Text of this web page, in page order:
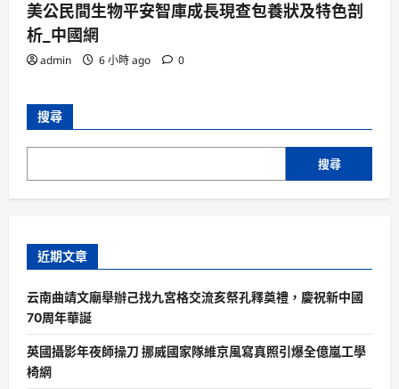
美公民間生物平安智庫成長現查包養狀及特色剖
析_中國網
admin 6 小時 ago 0
搜尋
搜尋
近期文章
云南曲靖文廟舉辦己找九宮格交流亥祭孔釋奠禮，慶祝新中國
70周年華誕
英國攝影年夜師操刀 挪威國家隊維京風寫真照引爆全億嵐工學
椅網